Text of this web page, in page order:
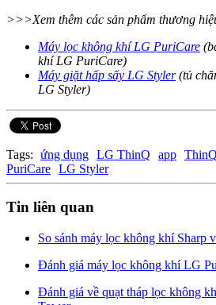
>>>Xem thêm các sản phẩm thương
Máy lọc không khí LG PuriCare
khí LG PuriCare)
Máy giặt hấp sấy LG Styler(tủ
LG Styler)
Tags: ứng dụng LG ThinQ app ThinQ
PuriCare LG Styler
Tin liên quan
So sánh máy lọc không khí Sharp
Đánh giá máy lọc không khí LG
Đánh giá về quạt tháp lọc không